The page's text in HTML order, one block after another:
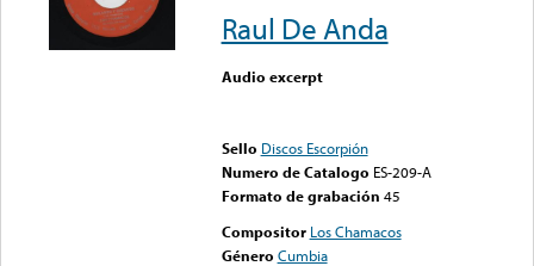
Raul De Anda
Audio excerpt
Sello Discos Escorpión
Numero de Catalogo ES-209-A
Formato de grabación 45
Compositor Los Chamacos
Género Cumbia